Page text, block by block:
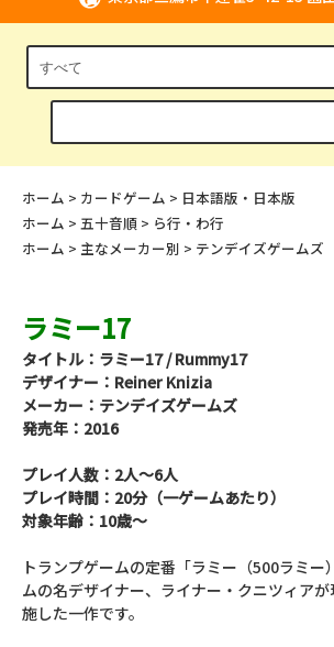
ホーム > カードゲーム > 日本語版・日本版
ホーム > 五十音順 > ら行・わ行
ホーム > 主なメーカー別 > テンデイズゲームズ
ラミー17
タイトル：ラミー17 / Rummy17
デザイナー：Reiner Knizia
メーカー：テンデイズゲームズ
発売年：2016
プレイ人数：2人～6人
プレイ時間：20分（一ゲームあたり）
対象年齢：10歳～
トランプゲームの定番「ラミー（500ラミー
ムの名デザイナー、ライナー・クニツィア
施した一作です。